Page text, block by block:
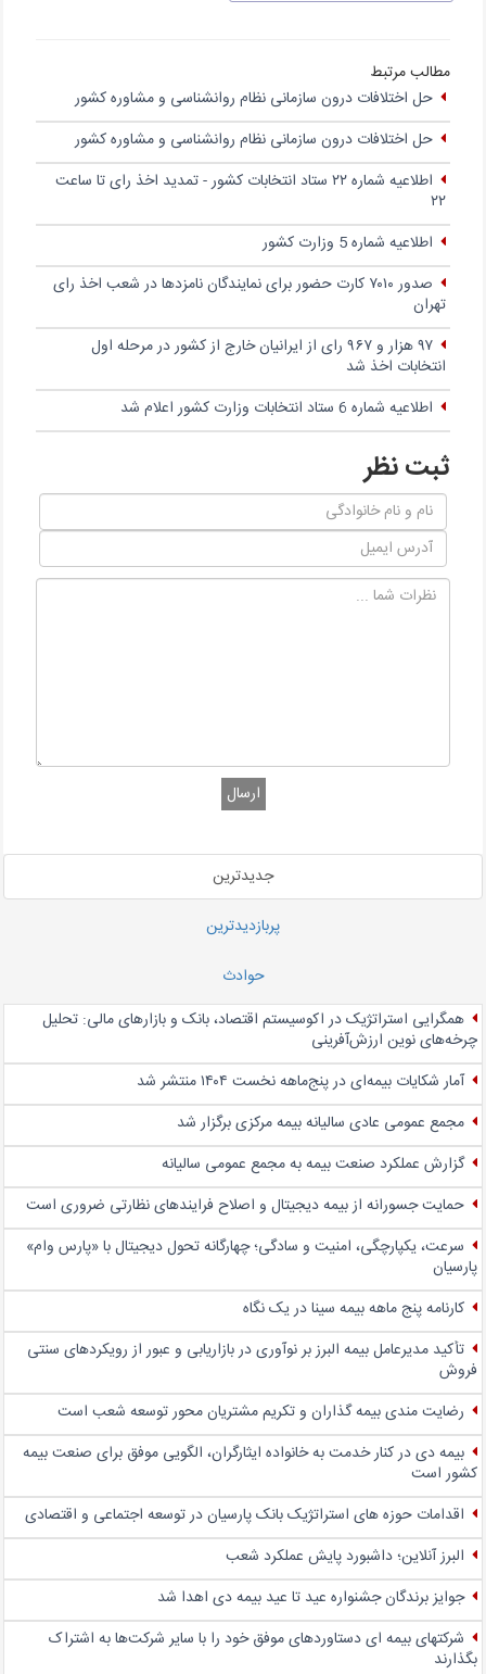
مطالب مرتبط
حل اختلافات درون سازمانی نظام روانشناسی و مشاوره کشور
حل اختلافات درون سازمانی نظام روانشناسی و مشاوره کشور
اطلاعیه شماره ۲۲ ستاد انتخابات کشور - تمدید اخذ رای تا ساعت
۲۲
اطلاعیه شماره 5 وزارت کشور
صدور ۷۰۱۰ کارت حضور برای نمایندگان نامزدها در شعب اخذ رای
تهران
۹۷ هزار و ۹۶۷ رای از ایرانیان خارج از کشور در مرحله اول
انتخابات اخذ شد
اطلاعیه شماره 6 ستاد انتخابات وزارت کشور اعلام شد
ثبت نظر
ارسال
جدیدترین
پربازدیدترین
حوادث
همگرایی استراتژیک در اکوسیستم اقتصاد، بانک و بازارهای مالی: تحلیل
چرخه‌های نوین ارزش‌آفرینی
آمار شکایات بیمه‌ای در پنج‌‌ماهه نخست ۱۴۰۴ منتشر شد
مجمع عمومی عادی سالیانه بیمه مرکزی برگزار شد
گزارش عملکرد صنعت بیمه به مجمع عمومی سالیانه
حمایت جسورانه از بیمه دیجیتال و اصلاح فرایندهای نظارتی ضروری است
سرعت، یکپارچگی، امنیت و سادگی؛ چهار‌گانه تحول دیجیتال با «پارس وام»
پارسیان
کارنامه پنج ماهه بیمه سینا در یک نگاه
تأکید مدیرعامل بیمه البرز بر نوآوری در بازاریابی و عبور از رویکردهای سنتی
فروش
رضایت مندی بیمه گذاران و تکریم مشتریان محور توسعه شعب است
بیمه دی در کنار خدمت به خانواده ایثارگران، الگویی موفق برای صنعت بیمه
کشور است
اقدامات حوزه های استراتژیک بانک پارسیان در توسعه اجتماعی و اقتصادی
البرز آنلاین؛ داشبورد پایش عملکرد شعب
جوایز برندگان جشنواره عید تا عید بیمه دی اهدا شد
شرکتهای بیمه ای دستاوردهای موفق خود را با سایر شرکت‌ها به اشتراک
بگذارند